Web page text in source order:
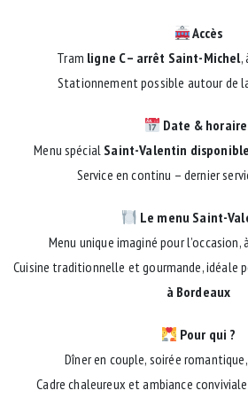
Accès
Tram ligne C – arrêt Saint-Michel,
Stationnement possible autour de
Date &
Menu spécial Saint-Valentin
Service en continu – dernier
Le menu Saint-
Menu unique imaginé pour l’occasion,
Cuisine traditionnelle et gourmande, idéale
à Bordeaux
Pour qui ?
Dîner en couple, soirée
Cadre chaleureux et ambiance